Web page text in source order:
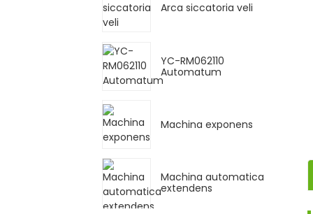
Arca siccatoria veli
YC-RM062110
Automatum
Machina exponens
Machina automatica
extendens